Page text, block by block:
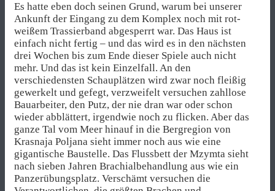
Es hatte eben doch seinen Grund, warum bei unserer
Ankunft der Eingang zu dem Komplex noch mit rot-
weißem Trassierband abgesperrt war. Das Haus ist
einfach nicht fertig – und das wird es in den nächsten
drei Wochen bis zum Ende dieser Spiele auch nicht
mehr. Und das ist kein Einzelfall. An den
verschiedensten Schauplätzen wird zwar noch fleißig
gewerkelt und gefegt, verzweifelt versuchen zahllose
Bauarbeiter, den Putz, der nie dran war oder schon
wieder abblättert, irgendwie noch zu flicken. Aber das
ganze Tal vom Meer hinauf in die Bergregion von
Krasnaja Poljana sieht immer noch aus wie eine
gigantische Baustelle. Das Flussbett der Mzymta sieht
nach sieben Jahren Brachialbehandlung aus wie ein
Panzerübungsplatz. Verschämt versuchen die